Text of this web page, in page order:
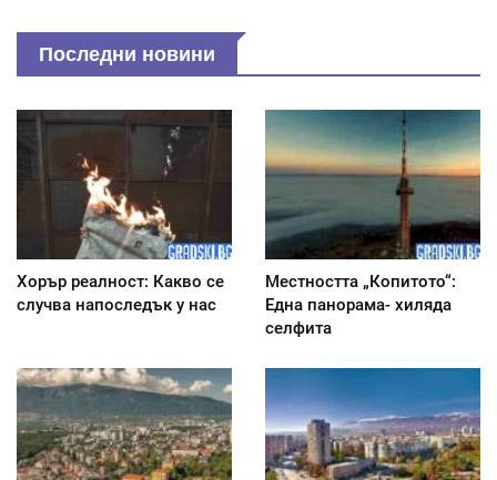
Последни новини
Хорър реалност: Какво се
случва напоследък у нас
Местността „Копитото“:
Една панорама- хиляда
селфита